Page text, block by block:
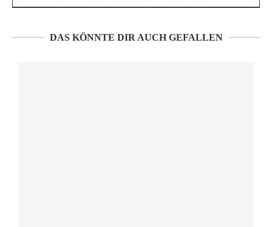
DAS KÖNNTE DIR AUCH GEFALLEN